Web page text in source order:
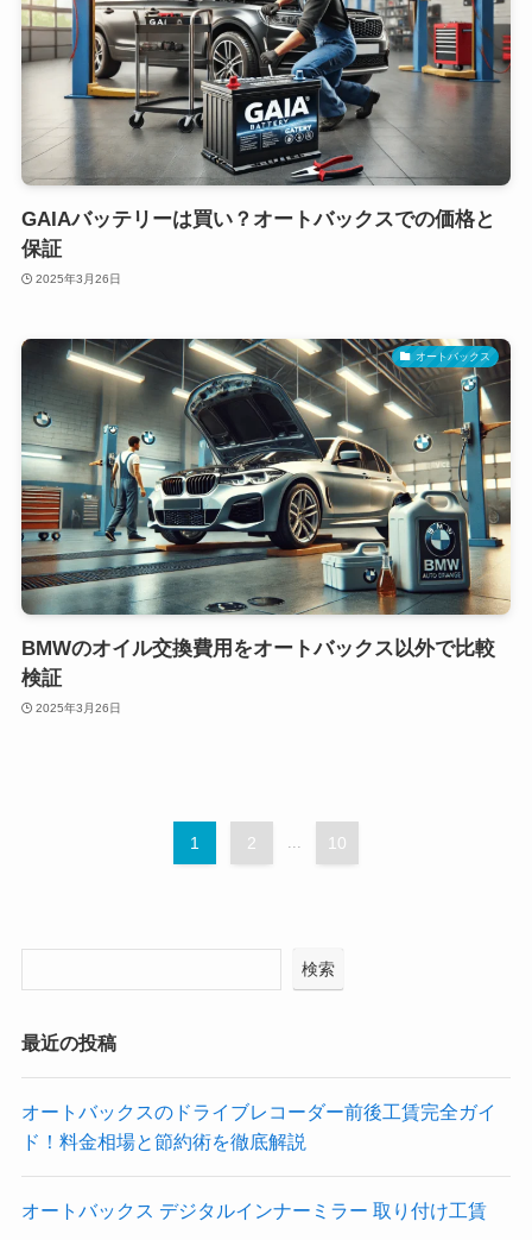
GAIAバッテリーは買い？オートバックスでの価格と
保証
2025年3月26日
オートバックス
BMWのオイル交換費用をオートバックス以外で比較
検証
2025年3月26日
1 2 ... 10
検索
最近の投稿
オートバックスのドライブレコーダー前後工賃完全ガイ
ド！料金相場と節約術を徹底解説
オートバックス デジタルインナーミラー 取り付け工賃